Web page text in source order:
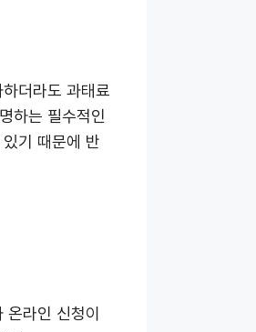
더라도 과태료
하는 필수적인
기 때문에 반
온라인 신청이